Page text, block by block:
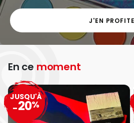
J'EN PROFITE
En ce moment
JUSQU'À
-20%